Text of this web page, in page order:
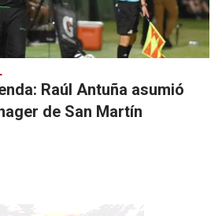
Raúl Antuña asumió
de San Martín